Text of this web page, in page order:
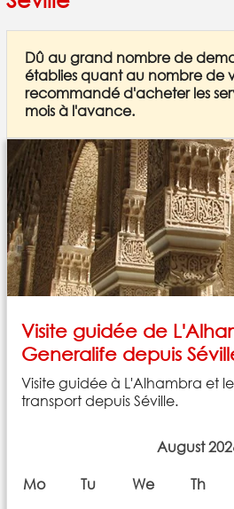
Dû au grand nombre de
établies quant au nombre de
recommandé d'acheter les
mois à l'avance.
Visite guidée de
Generalife depuis
Visite guidée à L'Alhambra et
transport depuis Séville.